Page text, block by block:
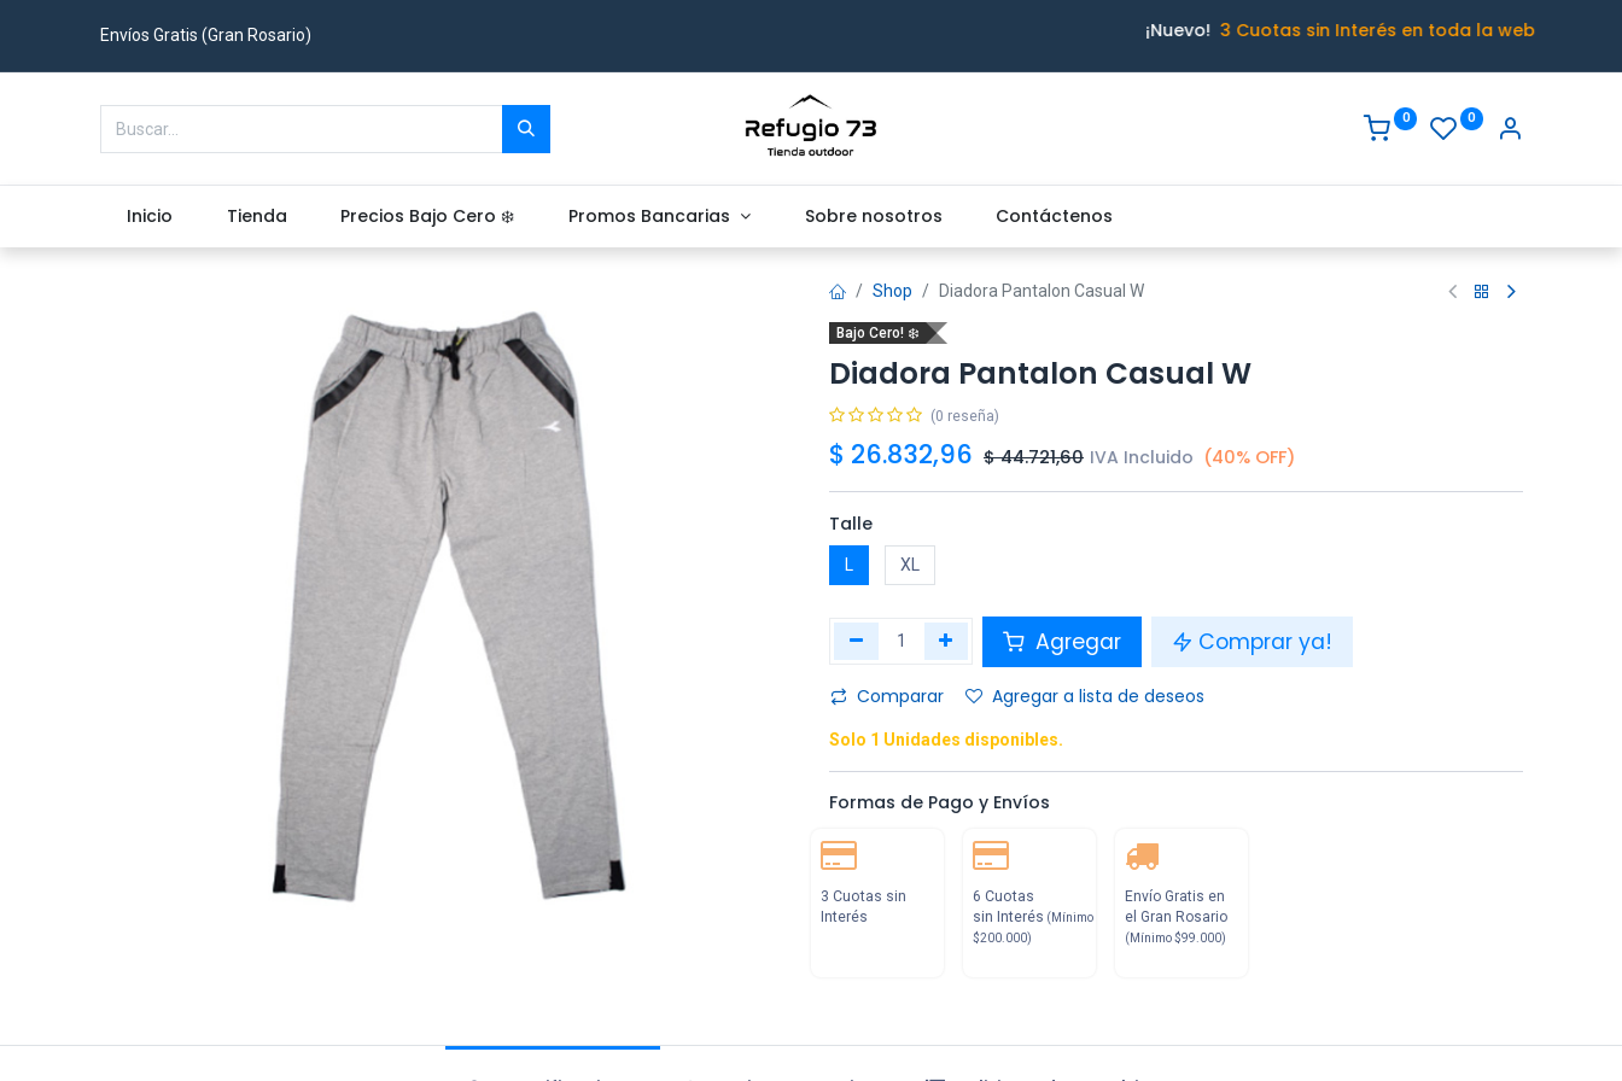
Envíos Gratis (Gran Rosario) ¡Nuevo! 3 Cuotas sin Interés en toda la web
0 0
Inicio Tienda Precios Bajo Cero ❄️ Promos Bancarias Sobre nosotros Contáctenos
Shop Diadora Pantalon Casual W
Bajo Cero! ❄️
Diadora Pantalon Casual W
(0 reseña)
$ 26.832,96 $44.721,60 IVA Incluido (40% OFF)
Talle
L XL
Agregar Comprar ya!
Comparar Agregar a lista de deseos
Solo 1 Unidades disponibles.
Formas de Pago y Envíos
3 Cuotas sin
Interés
6 Cuotas
sin Interés (Mínimo
$200.000)
Envío Gratis en
el Gran Rosario
(Mínimo $99.000)